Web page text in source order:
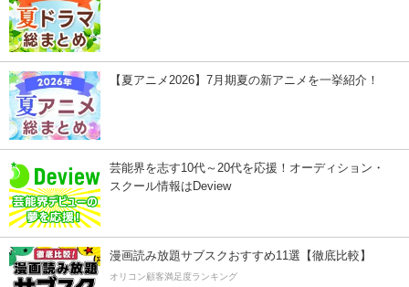
【夏アニメ2026】7月期夏の新アニメを一挙紹介！
芸能界を志す10代～20代を応援！オーディション・
スクール情報はDeview
漫画読み放題サブスクおすすめ11選【徹底比較】
オリコン顧客満足度ランキング